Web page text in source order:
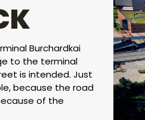
Burchardkai
to the terminal
is intended. Just
because the road
of the